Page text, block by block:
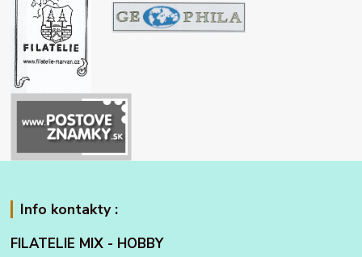
Info kontakty :
FILATELIE MIX - HOBBY